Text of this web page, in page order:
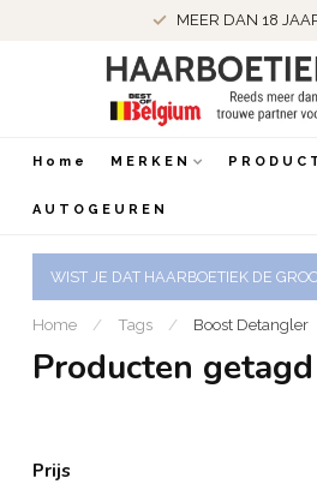
MEER DAN 18
Home MERKEN
AUTOGEUREN
WIST JE DAT HAARBOETIEK DE
Home / Tags / Boost Detangler
Producten
Prijs